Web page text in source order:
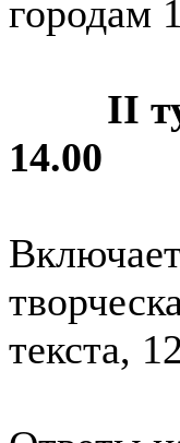
городам
II
14.00
текста,